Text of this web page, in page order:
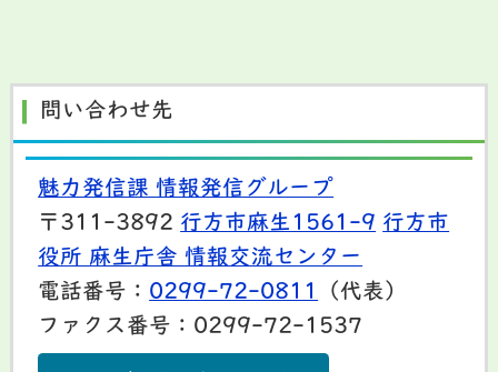
問い合わせ先
魅力発信課 情報発信グループ
〒311-3892 行方市麻生1561-9 行方市
役所 麻生庁舎 情報交流センター
電話番号： 0299-72-0811
（代表）
ファクス番号：0299-72-1537